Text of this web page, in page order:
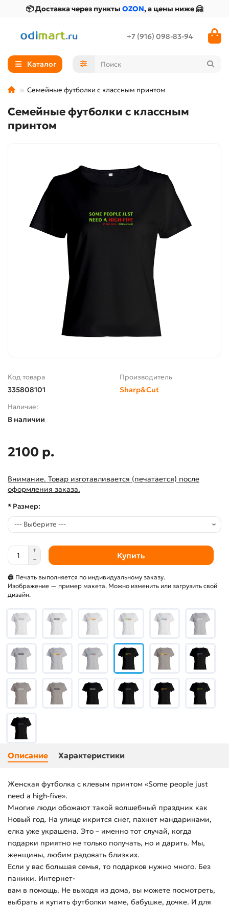
📦 Доставка через пункты OZON, а цены ниже 🤗
+7 (916) 098-83-94
Каталог
Семейные футболки с классным принтом
Семейные футболки с классным
принтом
Код товара
335808101
Производитель
Sharp&Cut
Наличие:
В наличии
2100 р.
Внимание. Товар изготавливается (печатается) после
оформления заказа.
* Размер:
Купить
🖨 Печать выполняется по индивидуальному заказу.
Изображение — пример макета. Можно изменить или загрузить свой
дизайн.
Описание Характеристики
Женская футболка с клевым принтом «Some people just
need a high-five».
Многие люди обожают такой волшебный праздник как
Новый год. На улице икрится снег, пахнет мандаринами,
елка уже украшена. Это – именно тот случай, когда
подарки приятно не только получать, но и дарить. Мы,
женщины, любим радовать близких.
Если у вас большая семья, то подарков нужно много. Без
паники. Интернет-
вам в помощь. Не выходя из дома, вы можете посмотреть,
выбрать и купить футболки маме, бабушке, дочке. И для